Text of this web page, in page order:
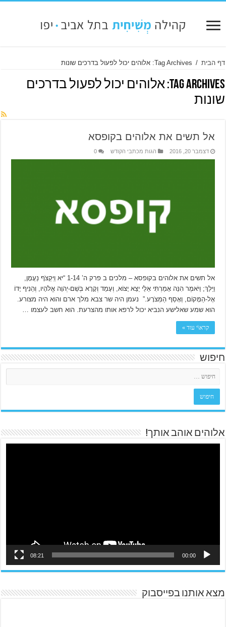
דף הבית / Tag Archives: אלוהים יכול לפעול בדרכים שונות
Tag Archives: אלוהים יכול לפעול בדרכים
שונות
אל תשים את אלוהים בקופסא
דצמבר 20, 2016 הגות מכתבי הקודש 0
אל תשים את אלוהים בקופסא – מלכים ב פרק ה’ 1-14 “יא וַיִּקְצֹף נַעֲמָן,
וַיֵּלַךְ; וַיֹּאמֶר הִנֵּה אָמַרְתִּי אֵלַי יֵצֵא יָצוֹא, וְעָמַד וְקָרָא בְּשֵׁם-יְהוָה אֱלֹהָיו, וְהֵנִיף יָדוֹ
אֶל-הַמָּקוֹם, וְאָסַף הַמְּצֹרָע.” נעמן היה שר צבא מלך ארם והוא היה מצורע.
הוא שמע שאלישע הנביא יכול לרפא אותו מהצרעת. הוא חשב לעצמו …
קרא\י עוד »
חיפוש
אלוהים אוהב אותך!
00:00
08:21
מצא אותנו בפייסבוק